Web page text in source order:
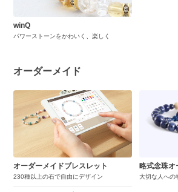
winQ
パワーストーンをかわいく、楽しく
オーダーメイド
オーダーメイドブレスレット
230種以上の石で自由にデザイン
略式念珠オ
大切な人への